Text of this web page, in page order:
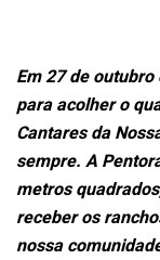
Em 27 de
para acolher o
Cantares da
sempre. A
metros
receber os
nossa